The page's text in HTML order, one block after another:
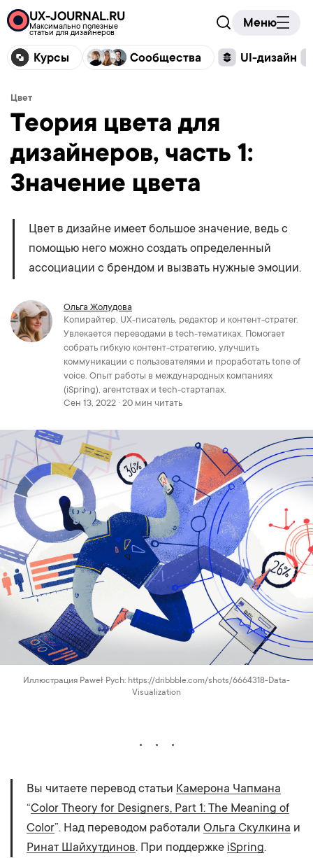
UX-JOURNAL.RU
Максимально полезные
статьи для дизайнеров
Меню
Курсы Сообщества UI-дизайн
Цвет
Теория цвета для
дизайнеров, часть 1:
Значение цвета
Цвет в дизайне имеет большое значение, ведь с
помощью него можно создать определенный
ассоциации с брендом и вызвать нужные эмоции.
Ольга Жолудова
Копирайтер, UX-писатель, редактор и контент-стратег.
Увлекается переводами в tech-тематиках. Помогает
собрать гибкую контент-стратегию, улучшить
коммуникации с пользователями и проработать tone of
voice. Опыт работы в международных компаниях
(iSpring), агентствах и tech-стартапах.
Сен 13, 2022 · 20 мин читать
Иллюстрация Paweł Pych: https://dribbble.com/shots/6664318-Data-
Visualization
Вы читаете перевод статьи Камерона Чапмана
“Color Theory for Designers, Part 1: The Meaning of
Color”. Над переводом работали Ольга Скулкина и
Ринат Шайхутдинов. При поддержке iSpring.